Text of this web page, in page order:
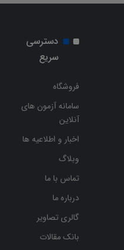
دسترسی
سریع
فروشگاه
سامانه آزمون های
آنلاین
اخبار و اطلاعیه ها
وبلاگ
تماس با ما
درباره ما
گالری تصاویر
بانک مقالات